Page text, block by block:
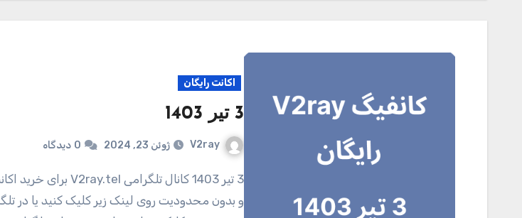
اکانت رایگان
3 تیر 1403
V2ray ژوئن 23, 2024 0 دیدگاه
3 تیر 1403 کانال تلگرامی V2ray.tel برای خرید اکانت اختصاصی
و بدون محدودیت روی لینک زیر کلیک کنید یا در